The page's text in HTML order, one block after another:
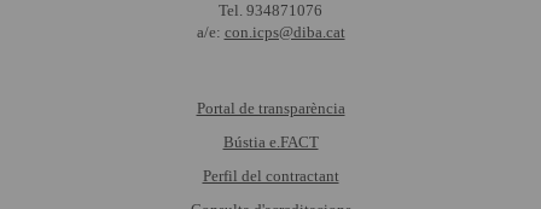
Tel. 934871076
a/e: con.icps@diba.cat
Portal de transparència
Bústia e.FACT
Perfil del contractant